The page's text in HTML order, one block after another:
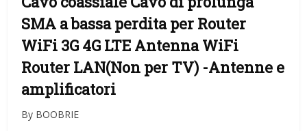
SMA a bassa perdita per Router
WiFi 3G 4G LTE Antenna WiFi
Router LAN(Non per TV) -Antenne e
amplificatori
By BOOBRIE